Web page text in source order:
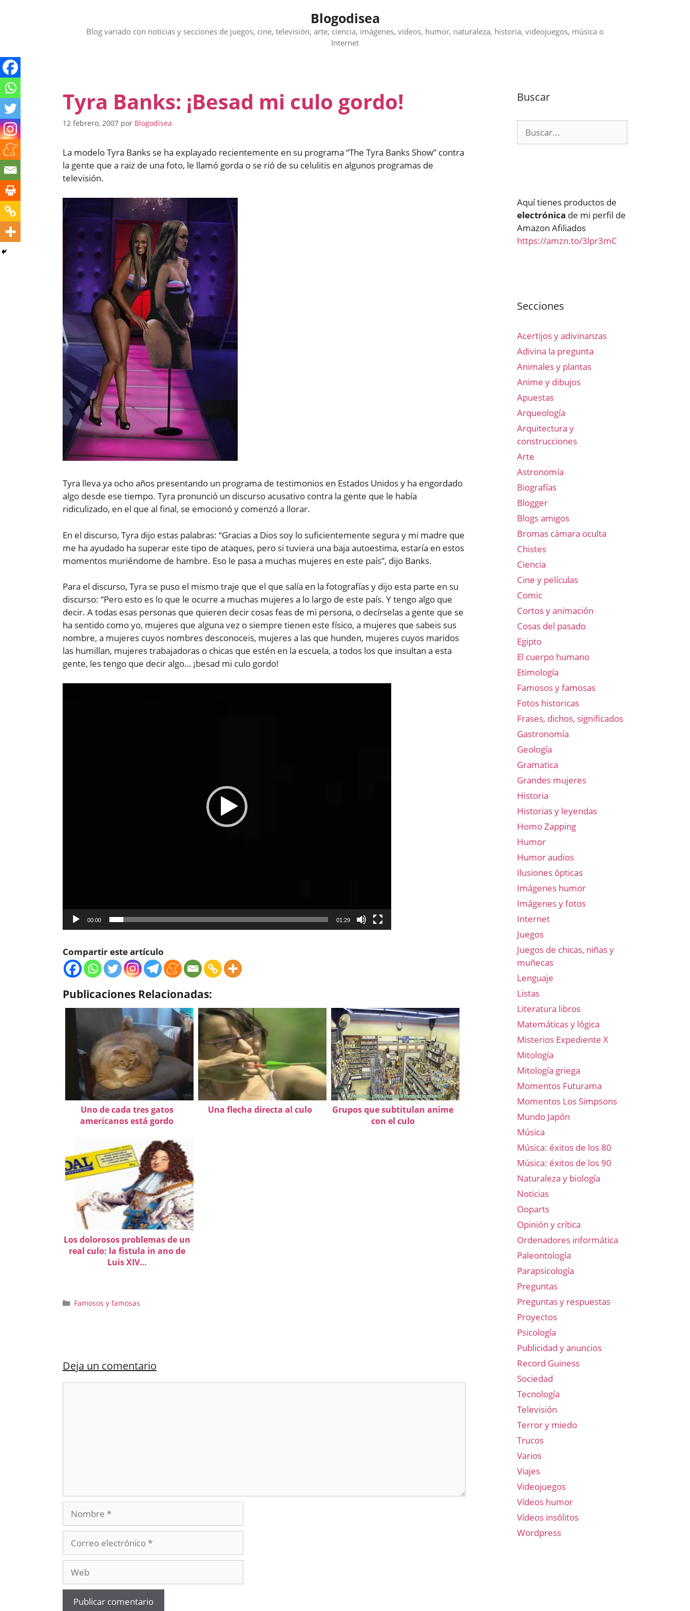
Blogodisea
Blog variado con noticias y secciones de juegos, cine, televisión, arte, ciencia, imágenes, videos, humor, naturaleza, historia, videojuegos, música o
Internet
Tyra Banks: ¡Besad mi culo gordo!
12 febrero, 2007 por Blogodisea
La modelo Tyra Banks se ha explayado recientemente en su programa “The Tyra Banks Show” contra
la gente que a raiz de una foto, le llamó gorda o se rió de su celulitis en algunos programas de
televisión.
Tyra lleva ya ocho años presentando un programa de testimonios en Estados Unidos y ha engordado
algo desde ese tiempo. Tyra pronunció un discurso acusativo contra la gente que le había
ridiculizado, en el que al final, se emocionó y comenzó a llorar.
En el discurso, Tyra dijo estas palabras: “Gracias a Dios soy lo suficientemente segura y mi madre que
me ha ayudado ha superar este tipo de ataques, pero si tuviera una baja autoestima, estaría en estos
momentos muriéndome de hambre. Eso le pasa a muchas mujeres en este país”, dijo Banks.
Para el discurso, Tyra se puso el mismo traje que el que salía en la fotografías y dijo esta parte en su
discurso: “Pero esto es lo que le ocurre a muchas mujeres a lo largo de este país. Y tengo algo que
decir. A todas esas personas que quieren decir cosas feas de mi persona, o decírselas a gente que se
ha sentido como yo, mujeres que alguna vez o siempre tienen este físico, a mujeres que sabeis sus
nombre, a mujeres cuyos nombres desconoceis, mujeres a las que hunden, mujeres cuyos maridos
las humillan, mujeres trabajadoras o chicas que estén en la escuela, a todos los que insultan a esta
gente, les tengo que decir algo… ¡besad mi culo gordo!
00:00 01:29
Compartir este artículo
Publicaciones Relacionadas:
Uno de cada tres gatos
americanos está gordo
Una flecha directa al culo
Grupos que subtitulan anime
con el culo
Los dolorosos problemas de un
real culo: la fistula in ano de
Luis XIV…
Categorías
Famosos y famosas
Deja un comentario
Nombre
electrónico
Buscar
Aquí tienes productos de
electrónica de mi perfil de
Amazon Afiliados
https://amzn.to/3lpr3mC
Secciones
Acertijos y adivinanzas
Adivina la pregunta
Animales y plantas
Anime y dibujos
Apuestas
Arqueología
Arquitectura y
construcciones
Arte
Astronomía
Biografías
Blogger
Blogs amigos
Bromas cámara oculta
Chistes
Ciencia
Cine y películas
Comic
Cortos y animación
Cosas del pasado
Egipto
El cuerpo humano
Etimología
Famosos y famosas
Fotos historicas
Frases, dichos, significados
Gastronomía
Geología
Gramatica
Grandes mujeres
Historia
Historias y leyendas
Homo Zapping
Humor
Humor audios
Ilusiones ópticas
Imágenes humor
Imágenes y fotos
Internet
Juegos
Juegos de chicas, niñas y
muñecas
Lenguaje
Listas
Literatura libros
Matemáticas y lógica
Misterios Expediente X
Mitología
Mitología griega
Momentos Futurama
Momentos Los Simpsons
Mundo Japón
Música
Música: éxitos de los 80
Música: éxitos de los 90
Naturaleza y biología
Noticias
Ooparts
Opinión y crítica
Ordenadores informática
Paleontología
Parapsicología
Preguntas
Preguntas y respuestas
Proyectos
Psicología
Publicidad y anuncios
Record Guiness
Sociedad
Tecnología
Televisión
Terror y miedo
Trucos
Varios
Viajes
Videojuegos
Vídeos humor
Vídeos insólitos
Wordpress